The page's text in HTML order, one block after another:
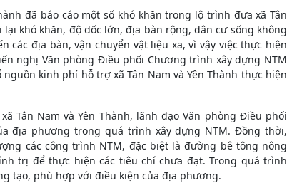
đã báo cáo một số khó khăn trong lộ trình đưa xã Tân
khó khăn, độ dốc lớn, địa bàn rộng, dân cư sống không
địa bàn, vận chuyển vật liệu xa, vì vậy việc thực hiện
nghị Văn phòng Điều phối Chương trình xây dựng NTM
kinh phí hỗ trợ xã Tân Nam và Yên Thành thực hiện
Tân Nam và Yên Thành, lãnh đạo Văn phòng Điều phối
địa phương trong quá trình xây dựng NTM. Đồng thời,
các công trình NTM, đặc biệt là đường bê tông nông
trị để thực hiện các tiêu chí chưa đạt. Trong quá trình
tạo, phù hợp với điều kiện của địa phương.